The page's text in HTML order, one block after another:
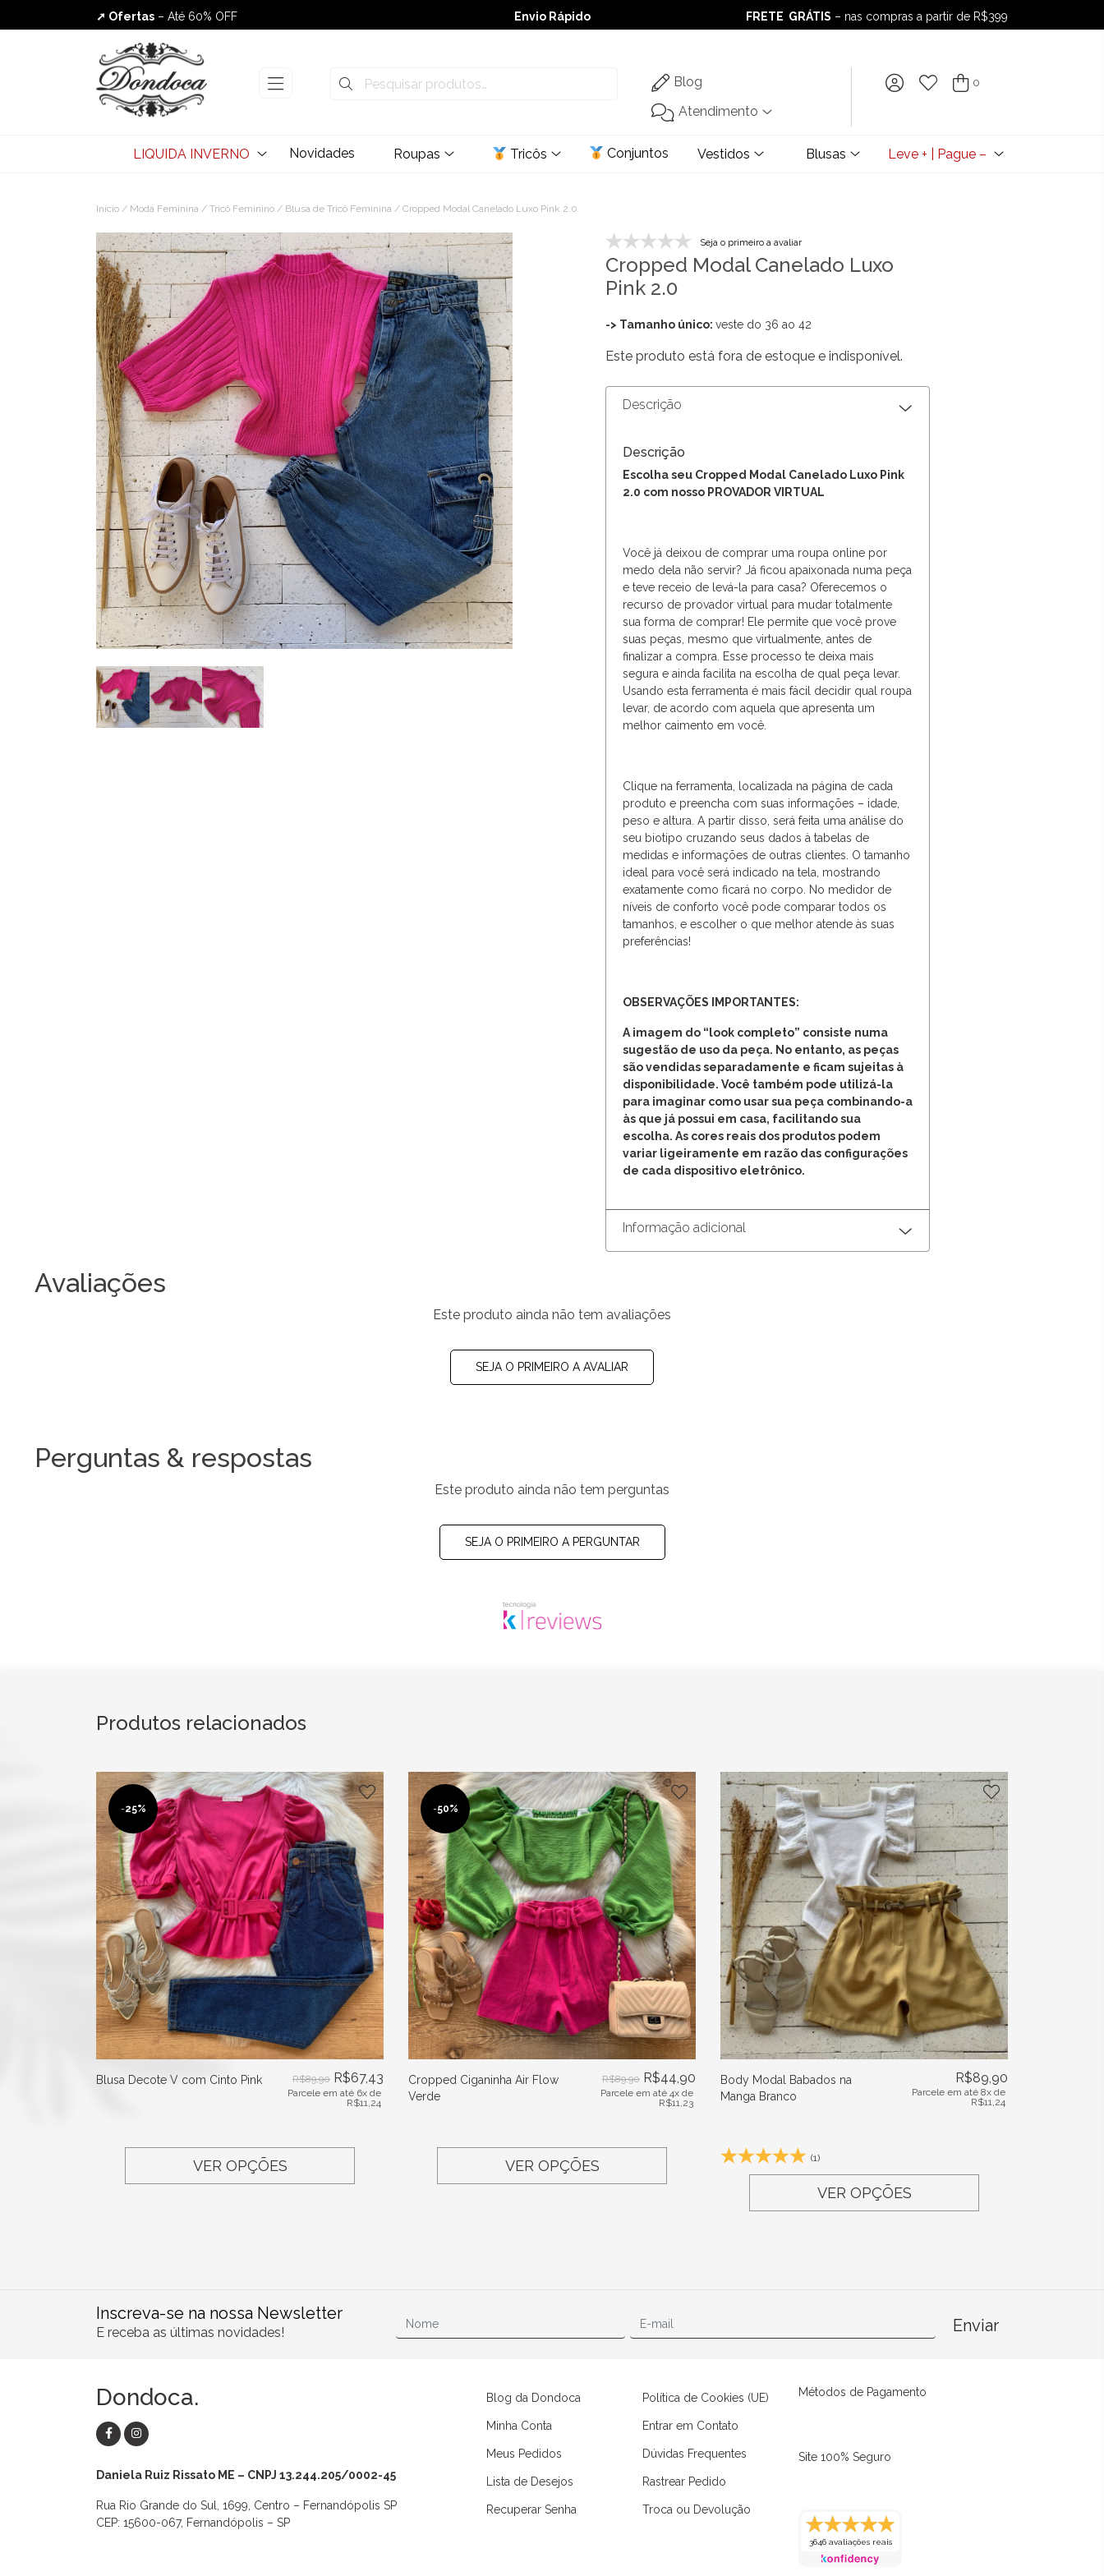
➚ Ofertas – Até 60% OFF
Envio Rápido
Envio Rápido
➚ Ofertas– Até 60% OFF
FRETE GRÁTIS – nas compras a partir de R$399
FRETE GRÁTIS– nas compras a partir de R$399
Blog
Atendimento
0
LIQUIDA INVERNO Novidades Roupas Tricôs Conjuntos Vestidos Blusas Leve + | Pague –
Macaquinhos Blusas Vestidos Calças
Início / Moda Feminina / Tricô Feminino / Blusa de Tricô Feminina / Cropped Modal Canelado Luxo Pink 2.0
Seja o primeiro a avaliar
Cropped Modal Canelado Luxo
Pink 2.0
-> Tamanho único: veste do 36 ao 42
Este produto está fora de estoque e indisponível.
Descrição
Descrição
Escolha seu Cropped Modal Canelado Luxo Pink
2.0 com nosso PROVADOR VIRTUAL
Você já deixou de comprar uma roupa online por
medo dela não servir? Já ficou apaixonada numa peça
e teve receio de levá-la para casa? Oferecemos o
recurso de provador virtual para mudar totalmente
sua forma de comprar! Ele permite que você prove
suas peças, mesmo que virtualmente, antes de
finalizar a compra. Esse processo te deixa mais
segura e ainda facilita na escolha de qual peça levar.
Usando esta ferramenta é mais fácil decidir qual roupa
levar, de acordo com aquela que apresenta um
melhor caimento em você.
Clique na ferramenta, localizada na página de cada
produto e preencha com suas informações – idade,
peso e altura. A partir disso, será feita uma análise do
seu biotipo cruzando seus dados à tabelas de
medidas e informações de outras clientes. O tamanho
ideal para você será indicado na tela, mostrando
exatamente como ficará no corpo. No medidor de
níveis de conforto você pode comparar todos os
tamanhos, e escolher o que melhor atende às suas
preferências!
OBSERVAÇÕES IMPORTANTES:
A imagem do “look completo” consiste numa
sugestão de uso da peça. No entanto, as peças
são vendidas separadamente e ficam sujeitas à
disponibilidade. Você também pode utilizá-la
para imaginar como usar sua peça combinando-a
às que já possui em casa, facilitando sua
escolha. As cores reais dos produtos podem
variar ligeiramente em razão das configurações
de cada dispositivo eletrônico.
Informação adicional
Avaliações
Este produto ainda não tem avaliações
SEJA O PRIMEIRO A AVALIAR
Perguntas & respostas
Este produto ainda não tem perguntas
SEJA O PRIMEIRO A PERGUNTAR
Produtos relacionados
-25%
Blusa Decote V com Cinto Pink R$89,90 R$67,43
Parcele em até 6x de
R$11,24
VER OPÇÕES
-50%
Cropped Ciganinha Air Flow
Verde
R$89,90 R$44,90
Parcele em até 4x de
R$11,23
VER OPÇÕES
Body Modal Babados na
Manga Branco
R$89,90
Parcele em até 8x de
R$11,24
(1)
VER OPÇÕES
Inscreva-se na nossa Newsletter
E receba as últimas novidades! Enviar
Dondoca.
Daniela Ruiz Rissato ME – CNPJ 13.244.205/0002-45
Rua Rio Grande do Sul, 1699, Centro – Fernandópolis SP
CEP: 15600-067, Fernandópolis – SP
Blog da Dondoca
Minha Conta
Meus Pedidos
Lista de Desejos
Recuperar Senha
Política de Cookies (UE)
Entrar em Contato
Dúvidas Frequentes
Rastrear Pedido
Troca ou Devolução
Métodos de Pagamento
Site 100% Seguro
3646 avaliações reais